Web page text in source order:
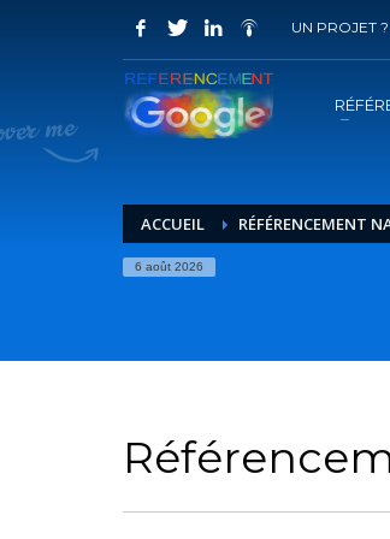
COMMENT ACHETER
1 Choisir la prestation
Vous recevrez sous 5 jours
UN PROJET
ACCUEIL RÉFÉRENCEMENT
6 août 2026